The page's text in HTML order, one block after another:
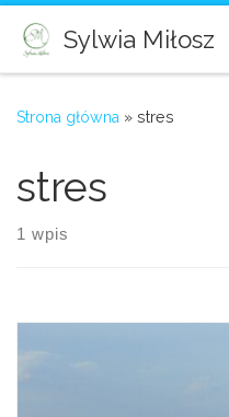
Skip to content
Sylwia Miłosz
Strona główna » stres
stres
1 wpis